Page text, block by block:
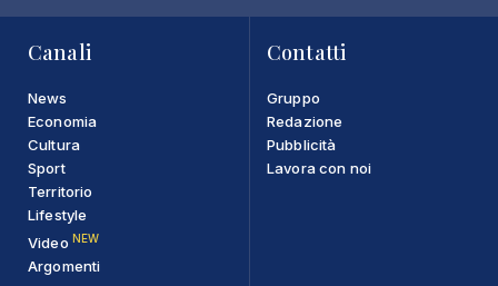
Canali
News
Economia
Cultura
Sport
Territorio
Lifestyle
Video NEW
Argomenti
Contatti
Gruppo
Redazione
Pubblicità
Lavora con noi